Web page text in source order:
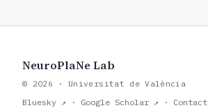
NeuroPlaNe Lab
© 2026 · Universitat de València
Bluesky ↗ · Google Scholar ↗ · Contact